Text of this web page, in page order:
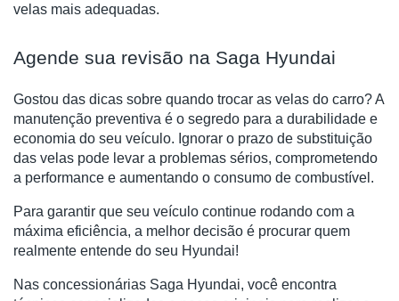
velas mais adequadas.
Agende sua revisão na Saga Hyundai
Gostou das dicas sobre quando trocar as velas do carro? A
manutenção preventiva é o segredo para a durabilidade e
economia do seu veículo. Ignorar o prazo de substituição
das velas pode levar a problemas sérios, comprometendo
a performance e aumentando o consumo de combustível.
Para garantir que seu veículo continue rodando com a
máxima eficiência, a melhor decisão é procurar quem
realmente entende do seu Hyundai!
Nas concessionárias Saga Hyundai, você encontra